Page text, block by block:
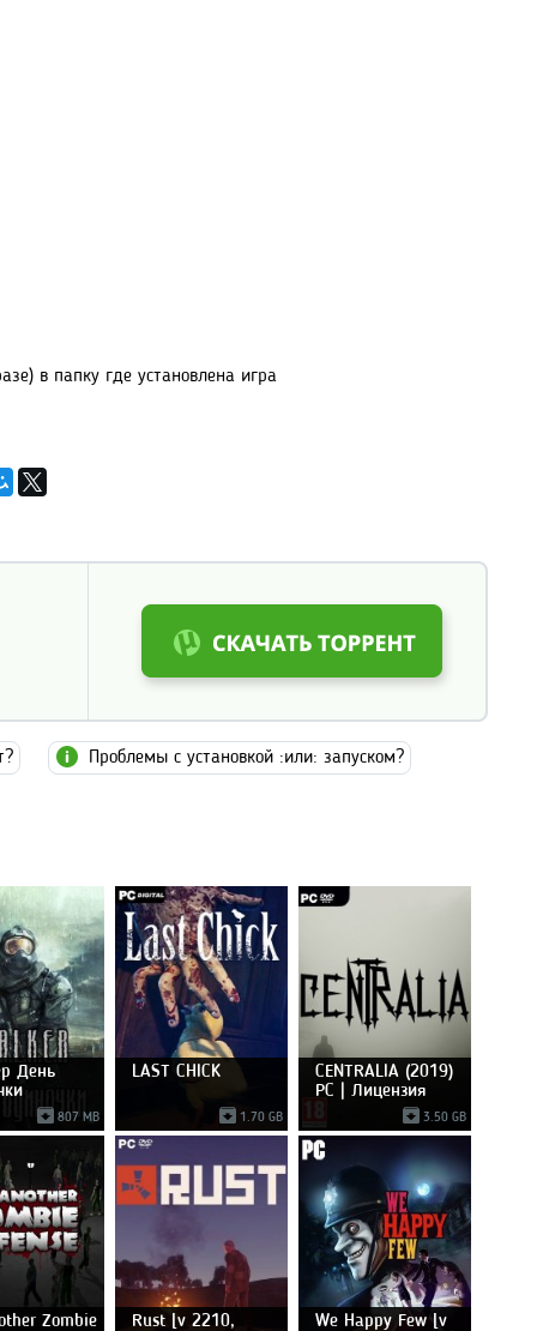
в папку где установлена игра
Проблемы с установкой :или: запуском?
День
807 MB
LAST CHICK
1.70 GB
CENTRALIA (2019)
PC | Лицензия
3.50 GB
Zombie
Rust [v 2210,
We Happy Few [v